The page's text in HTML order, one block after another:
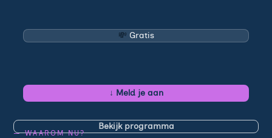
💸 Gratis
↓ Meld je aan
Bekijk programma
— WAAROM NU?